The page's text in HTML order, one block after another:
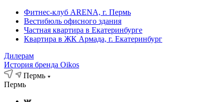
Фитнес-клуб ARENA, г. Пермь
Вестибюль офисного здания
Частная квартира в Екатеринбурге
Квартира в ЖК Армада, г. Екатеринбург
Дилерам
История бренда Oikos
Пермь
Пермь